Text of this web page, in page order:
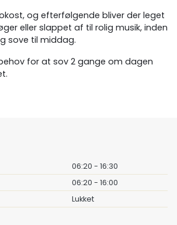
og efterfølgende bliver der leget
eller slappet af til rolig musik, inden
sove til middag.
for at sov 2 gange om dagen
06:20 - 16:30
06:20 - 16:00
Lukket